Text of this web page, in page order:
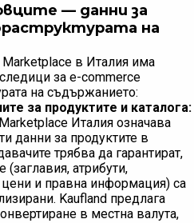
— данни за
на
в Италия има
за e-commerce
на съдържанието:
за продуктите и каталога:
Италия означава
данни за продуктите в
трябва да гарантират,
(заглавия, атрибути,
и правна информация) са
Kaufland предлага
в местна валута,